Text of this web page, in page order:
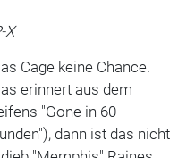
X
Cage keine Chance.
erinnert aus dem
"Gone in 60
dann ist das nicht